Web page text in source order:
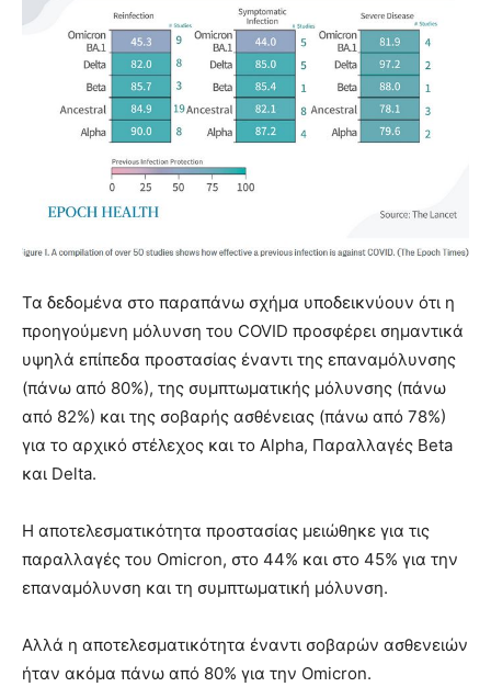
Τα δεδομένα στο παραπάνω σχήμα υποδεικνύουν ότι η
προηγούμενη μόλυνση του COVID προσφέρει σημαντικά
υψηλά επίπεδα προστασίας έναντι της επαναμόλυνσης
(πάνω από 80%), της συμπτωματικής μόλυνσης (πάνω
από 82%) και της σοβαρής ασθένειας (πάνω από 78%)
για το αρχικό στέλεχος και το Alpha, Παραλλαγές Beta
και Delta.
Η αποτελεσματικότητα προστασίας μειώθηκε για τις
παραλλαγές του Omicron, στο 44% και στο 45% για την
επαναμόλυνση και τη συμπτωματική μόλυνση.
Αλλά η αποτελεσματικότητα έναντι σοβαρών ασθενειών
ήταν ακόμα πάνω από 80% για την Omicron.